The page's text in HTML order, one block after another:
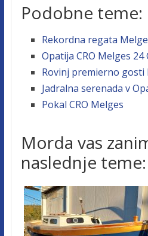
Podobne teme:
Rekordna regata
Opatija CRO Melges 24
Rovinj premierno gosti
Jadralna serenada v
Pokal CRO Melges
Morda vas
naslednje teme: